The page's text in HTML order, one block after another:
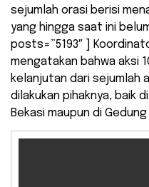
sejumlah orasi berisi
yang hingga saat ini
posts=”5193″ ]
mengatakan bahwa aksi
kelanjutan dari sejumlah
dilakukan pihaknya, baik
Bekasi maupun di Gedung